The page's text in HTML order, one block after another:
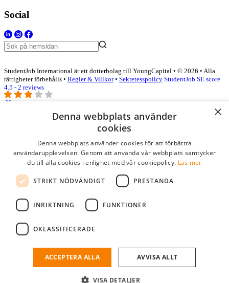
Social
StudentJob International är ett dotterbolag till YoungCapital • © 2026 • Alla
rättigheter förbehålls • Regler & Villkor• Sekretesspolicy StudentJob SE score
4.5 - 2 reviews
Logga in som företag
Lösenord
kom ihåg mig
logga in
Kostnadsfri företagsprofil
och söka efter passande kandidater till ditt företag.
×
Denna webbplats använder
cookies
Denna webbplats använder cookies för att förbättra
användarupplevelsen. Genom att använda vår webbplats samtycker
du till alla cookies i enlighet med vår cookiepolicy. Läs mer
STRIKT NÖDVÄNDIGT PRESTANDA
INRIKTNING FUNKTIONER
OKLASSIFICERADE
ACCEPTERA ALLA AVVISA ALLT
VISA DETALJER